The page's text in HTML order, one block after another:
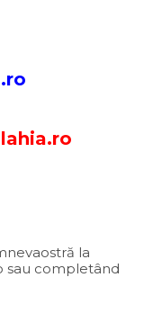
la
sau completând